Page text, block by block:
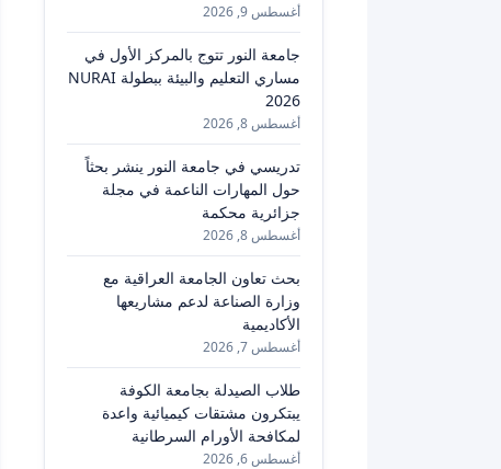
أغسطس 9, 2026
جامعة النور تتوج بالمركز الأول في
مساري التعليم والبيئة ببطولة NURAI
2026
أغسطس 8, 2026
تدريسي في جامعة النور ينشر بحثاً
حول المهارات الناعمة في مجلة
جزائرية محكمة
أغسطس 8, 2026
بحث تعاون الجامعة العراقية مع
وزارة الصناعة لدعم مشاريعها
الأكاديمية
أغسطس 7, 2026
طلاب الصيدلة بجامعة الكوفة
يبتكرون مشتقات كيميائية واعدة
لمكافحة الأورام السرطانية
أغسطس 6, 2026